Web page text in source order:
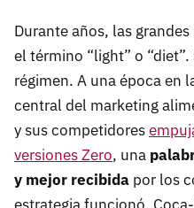
Durante años, las
el término “light” o
régimen. A una época en
central del marketing
y sus competidores
versiones Zero, una
y mejor recibida por los